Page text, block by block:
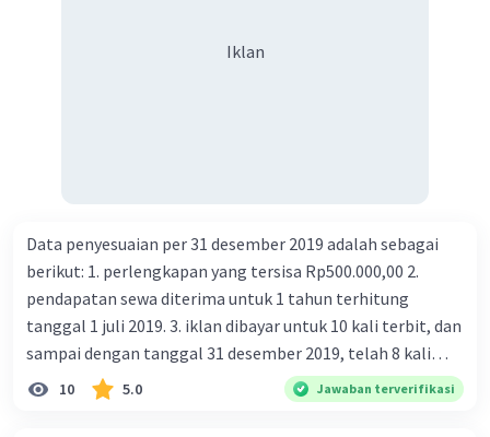
Iklan
Data penyesuaian per 31 desember 2019 adalah sebagai
berikut: 1. perlengkapan yang tersisa Rp500.000,00 2.
pendapatan sewa diterima untuk 1 tahun terhitung
tanggal 1 juli 2019. 3. iklan dibayar untuk 10 kali terbit, dan
sampai dengan tanggal 31 desember 2019, telah 8 kali
terbit. 4. gaji terutang untuk periode berjalan sebesar
Rp800.000,00 dari data di atas, pencatatan jurnal pembalik
10 5.0 Jawaban terverifikasi